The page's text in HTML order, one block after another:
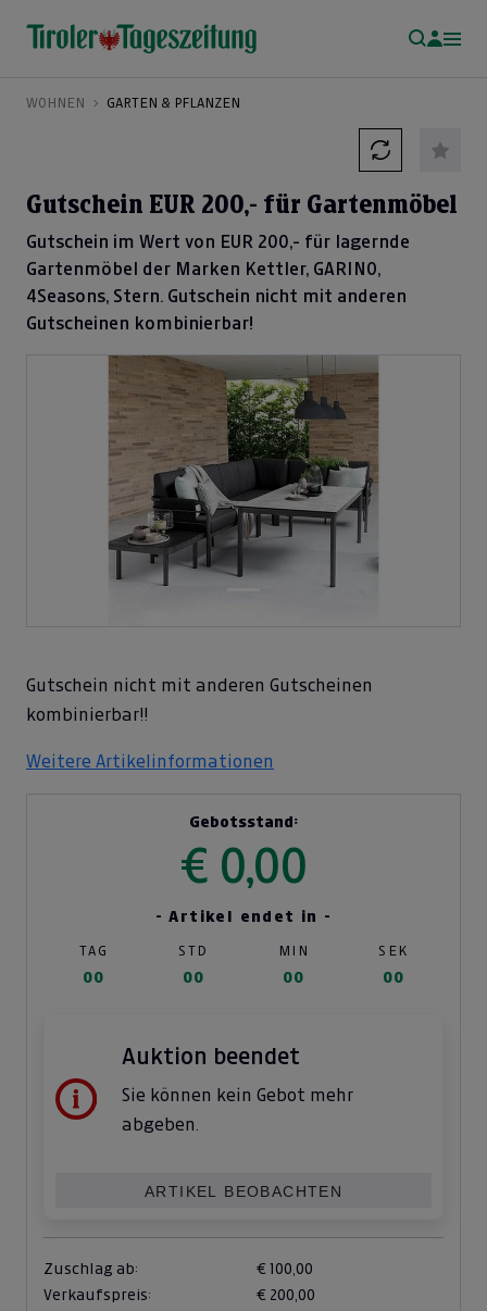
WOHNEN GARTEN & PFLANZEN
Gutschein EUR 200,- für Gartenmöbel
Gutschein im Wert von EUR 200,- für lagernde
Gartenmöbel der Marken Kettler, GARINO,
4Seasons, Stern. Gutschein nicht mit anderen
Gutscheinen kombinierbar!
Gutschein nicht mit anderen Gutscheinen
kombinierbar!!
Weitere Artikelinformationen
Gebotsstand:
€ 0,00
- Artikel endet in -
TAG STD MIN SEK
00 00 00 00
Auktion beendet
Sie können kein Gebot mehr
abgeben.
ARTIKEL BEOBACHTEN
Zuschlag ab:
€ 100,00
Verkaufspreis:
€ 200,00